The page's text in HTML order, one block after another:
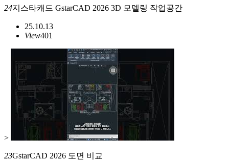
24지스타캐드 GstarCAD 2026 3D 모델링 작업공간
25.10.13
View401
>
23GstarCAD 2026 도면 비교